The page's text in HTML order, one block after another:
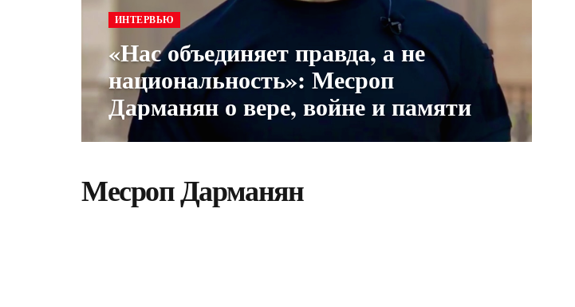
ИНТЕРВЬЮ
«Нас объединяет правда, а не
национальность»: Месроп
Дарманян о вере, войне и памяти
Месроп Дарманян